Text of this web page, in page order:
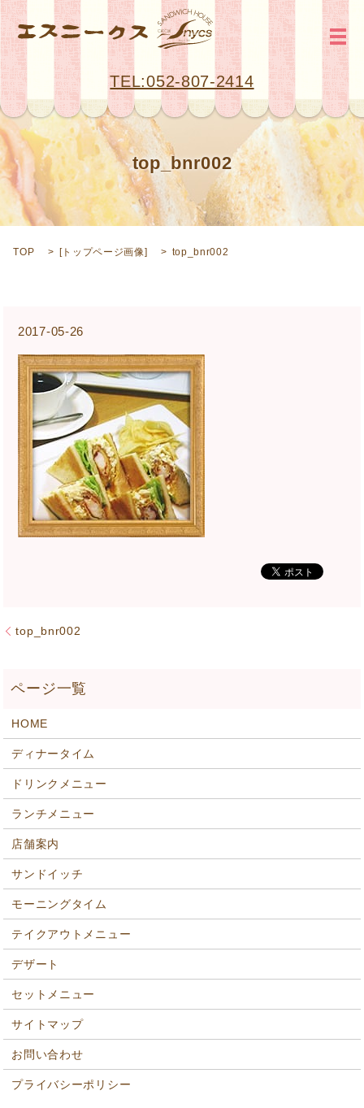
TEL:052-807-2414
メ
top_bnr002
TOP [トップページ画像] top_bnr002
2017-05-26
top_bnr002
HOME
ディナータイム
ドリンクメニュー
ランチメニュー
店舗案内
サンドイッチ
モーニングタイム
テイクアウトメニュー
デザート
セットメニュー
サイトマップ
お問い合わせ
プライバシーポリシー